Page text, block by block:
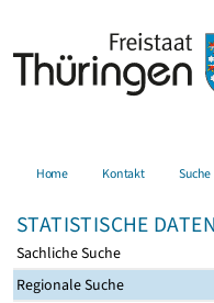
Home Kontakt Suche
STATISTISCHE DATEN
Sachliche Suche
Regionale Suche